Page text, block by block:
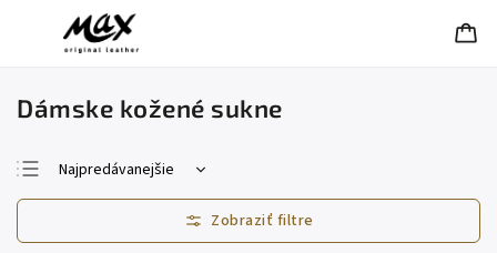
Dámske kožené sukne
Najpredávanejšie
Najlacnejšie
Najdrahšie